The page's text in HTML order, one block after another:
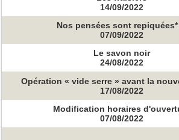
14/09/2022
Nos pensées sont
07/09/2022
Le savon noir
24/08/2022
Opération « vide serre » avant la
17/08/2022
Modification horaires
07/08/2022